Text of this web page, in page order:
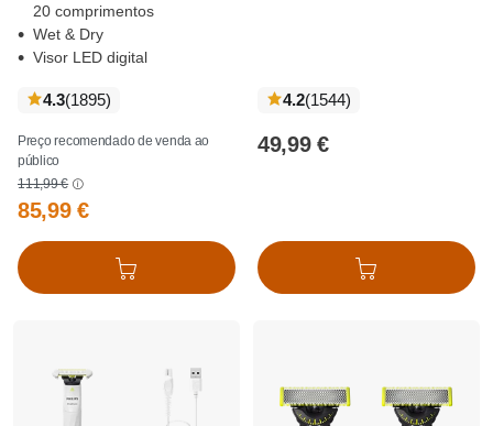
20 comprimentos
Wet & Dry
Visor LED digital
4.3(1895críticas
)
Preço recomendado de venda ao
público
111,99 €
85,99 €
Adicionar ao cesto
4.2(1544críticas
)
49,99 €
Adicionar ao cesto